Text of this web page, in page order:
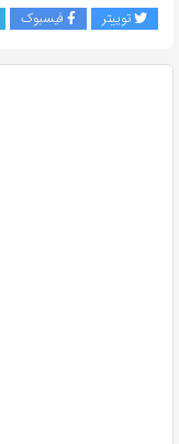
توییتر فیسبوک